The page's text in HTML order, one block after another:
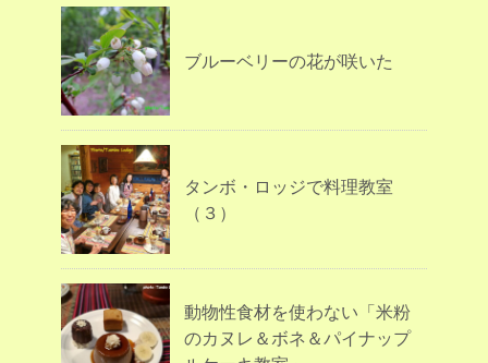
ブルーベリーの花が咲いた
タンボ・ロッジで料理教室
（３）
動物性食材を使わない「米粉
のカヌレ＆ボネ＆パイナップ